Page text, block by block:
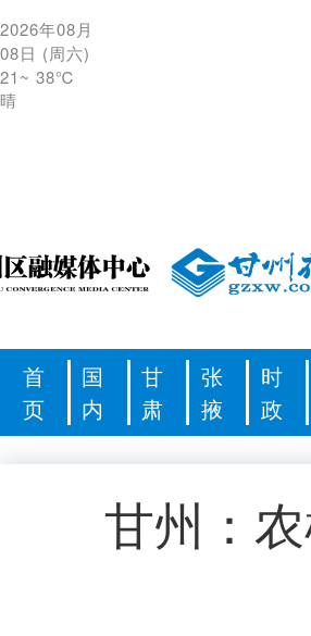
2026年08月
08日 (周六)
21~ 38℃
晴
首
页
国
内
甘
肃
张
掖
时
政
甘州：